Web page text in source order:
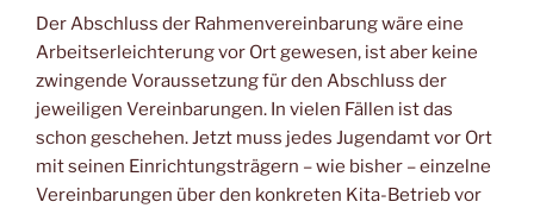
Der Abschluss der Rahmenvereinbarung wäre eine
Arbeitserleichterung vor Ort gewesen, ist aber keine
zwingende Voraussetzung für den Abschluss der
jeweiligen Vereinbarungen. In vielen Fällen ist das
schon geschehen. Jetzt muss jedes Jugendamt vor Ort
mit seinen Einrichtungsträgern – wie bisher – einzelne
Vereinbarungen über den konkreten Kita-Betrieb vor